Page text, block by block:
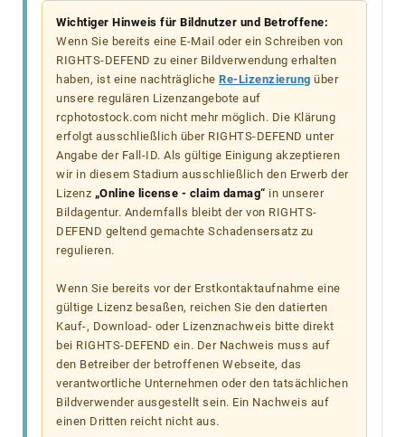
Wichtiger Hinweis für Bildnutzer und Betroffene:
Wenn Sie bereits eine E-Mail oder ein Schreiben von
RIGHTS-DEFEND zu einer Bildverwendung erhalten
haben, ist eine nachträgliche Re-Lizenzierung über
unsere regulären Lizenzangebote auf
rcphotostock.com nicht mehr möglich. Die Klärung
erfolgt ausschließlich über RIGHTS-DEFEND unter
Angabe der Fall-ID. Als gültige Einigung akzeptieren
wir in diesem Stadium ausschließlich den Erwerb der
Lizenz „Online license - claim damag“ in unserer
Bildagentur. Andernfalls bleibt der von RIGHTS-
DEFEND geltend gemachte Schadensersatz zu
regulieren.
Wenn Sie bereits vor der Erstkontaktaufnahme eine
gültige Lizenz besaßen, reichen Sie den datierten
Kauf-, Download- oder Lizenznachweis bitte direkt
bei RIGHTS-DEFEND ein. Der Nachweis muss auf
den Betreiber der betroffenen Webseite, das
verantwortliche Unternehmen oder den tatsächlichen
Bildverwender ausgestellt sein. Ein Nachweis auf
einen Dritten reicht nicht aus.